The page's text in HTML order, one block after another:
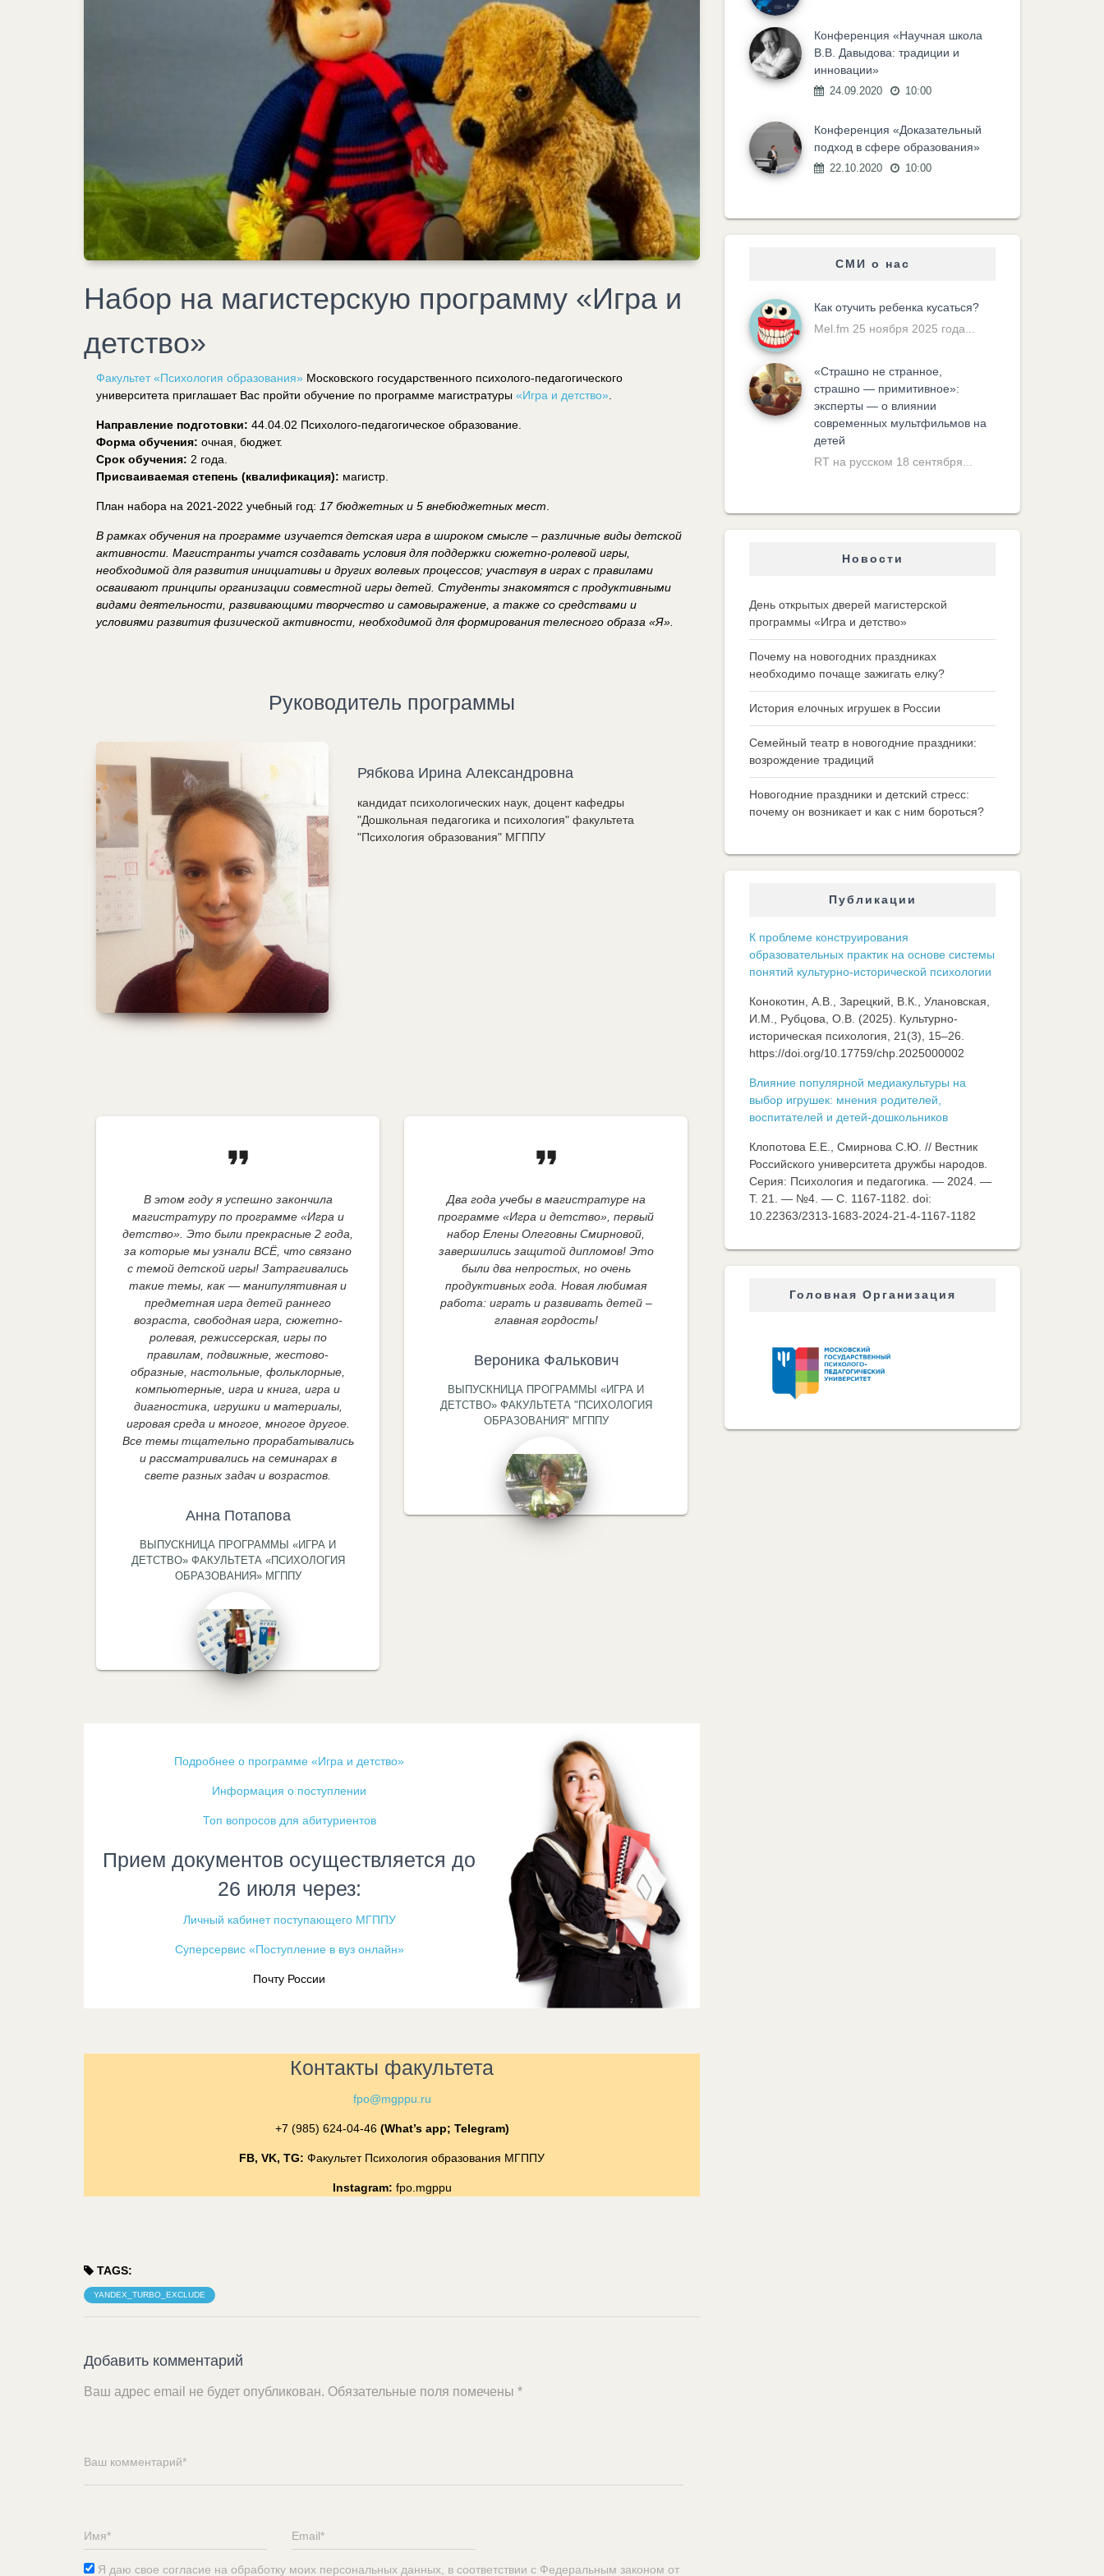
Набор на магистерскую программу «Игра и
детство»
Факультет «Психология образования» Московского государственного психолого-педагогического
университета приглашает Вас пройти обучение по программе магистратуры «Игра и детство»
Направление подготовки: 44.04.02 Психолого-педагогическое образование.
Форма обучения: очная, бюджет.
Срок обучения: 2 года.
Присваиваемая степень (квалификация): магистр.
План набора на 2021-2022 учебный год: 17 бюджетных и 5 внебюджетных мест
В рамках обучения на программе изучается детская игра в широком смысле – различные виды детской
активности. Магистранты учатся создавать условия для поддержки сюжетно-ролевой игры,
необходимой для развития инициативы и других волевых процессов; участвуя в играх с правилами
осваивают принципы организации совместной игры детей. Студенты знакомятся с продуктивными
видами деятельности, развивающими творчество и самовыражение, а также со средствами и
условиями развития физической активности, необходимой для формирования телесного образа «Я».
Руководитель программы
Рябкова Ирина Александровна
кандидат психологических наук, доцент кафедры
"Дошкольная педагогика и психология" факультета
"Психология образования" МГППУ
format_quote
В этом году я успешно закончила
магистратуру по программе «Игра и
детство». Это были прекрасные 2 года,
за которые мы узнали ВСЁ, что связано
с темой детской игры! Затрагивались
такие темы, как — манипулятивная и
предметная игра детей раннего
возраста, свободная игра, сюжетно-
ролевая, режиссерская, игры по
правилам, подвижные, жестово-
образные, настольные, фольклорные,
компьютерные, игра и книга, игра и
диагностика, игрушки и материалы,
игровая среда и многое, многое другое.
Все темы тщательно прорабатывались
и рассматривались на семинарах в
свете разных задач и возрастов.
Анна Потапова
ВЫПУСКНИЦА ПРОГРАММЫ «ИГРА И
ДЕТСТВО» ФАКУЛЬТЕТА «ПСИХОЛОГИЯ
ОБРАЗОВАНИЯ» МГППУ
format_quote
Два года учебы в магистратуре на
программе «Игра и детство», первый
набор Елены Олеговны Смирновой,
завершились защитой дипломов! Это
были два непростых, но очень
продуктивных года. Новая любимая
работа: играть и развивать детей –
главная гордость!
Вероника Фалькович
ВЫПУСКНИЦА ПРОГРАММЫ «ИГРА И
ДЕТСТВО» ФАКУЛЬТЕТА "ПСИХОЛОГИЯ
ОБРАЗОВАНИЯ" МГППУ
Подробнее о программе «Игра и детство»
Информация о поступлении
Топ вопросов для абитуриентов
Прием документов осуществляется до
26 июля через:
Личный кабинет поступающего МГППУ
Суперсервис «Поступление в вуз онлайн»
Почту России
Контакты факультета
fpo@mgppu.ru
+7 (985) 624-04-46 (What’s app; Telegram)
FB, VK, TG: Факультет Психология образования МГППУ
Instagram: fpo.mgppu
TAGS:
YANDEX_TURBO_EXCLUDE
Добавить комментарий
Ваш адрес email не будет опубликован. Обязательные поля помечены *
Я даю свое согласие на обработку моих персональных данных, в соответствии с Федеральным законом от
Конференция «Научная школа
В.В. Давыдова: традиции и
инновации»
24.09.2020 10:00
Конференция «Доказательный
подход в сфере образования»
22.10.2020 10:00
СМИ о нас
Как отучить ребенка кусаться?
Mel.fm 25 ноября 2025 года...
«Cтрашно не странное,
страшно — примитивное»:
эксперты — о влиянии
современных мультфильмов на
детей
RT на русском 18 сентября...
Новости
День открытых дверей магистерской
программы «Игра и детство»
Почему на новогодних праздниках
необходимо почаще зажигать елку?
История елочных игрушек в России
Семейный театр в новогодние праздники:
возрождение традиций
Новогодние праздники и детский стресс:
почему он возникает и как с ним бороться?
Публикации
К проблеме конструирования
образовательных практик на основе системы
понятий культурно-исторической психологии
Конокотин, А.В., Зарецкий, В.К., Улановская,
И.М., Рубцова, О.В. (2025). Культурно-
историческая психология, 21(3), 15–26.
https://doi.org/10.17759/chp.2025000002
Влияние популярной медиакультуры на
выбор игрушек: мнения родителей,
воспитателей и детей-дошкольников
Клопотова Е.Е., Смирнова С.Ю. // Вестник
Российского университета дружбы народов.
Серия: Психология и педагогика. — 2024. —
Т. 21. — №4. — C. 1167-1182. doi:
10.22363/2313-1683-2024-21-4-1167-1182
Головная Организация